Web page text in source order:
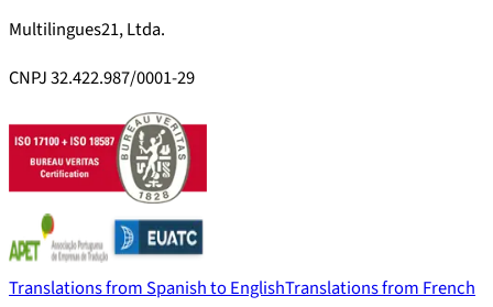
Multilingues21, Ltda.
CNPJ 32.422.987/0001-29
Translations from Spanish to EnglishTranslations from French